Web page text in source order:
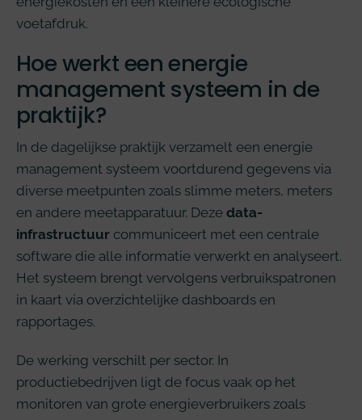
voetafdruk.
Hoe werkt een energie
management systeem in de
praktijk?
In de dagelijkse praktijk verzamelt een energie
management systeem voortdurend gegevens via
diverse meetpunten zoals slimme meters, meters
en andere meetapparatuur. Deze data-
infrastructuur communiceert met een centrale
software die alle informatie verwerkt en analyseert.
Het systeem brengt vervolgens verbruikspatronen
in kaart via overzichtelijke dashboards en
rapportages.
De werking verschilt per sector. In
productiebedrijven ligt de focus vaak op het
monitoren van grote energieverbruikers zoals